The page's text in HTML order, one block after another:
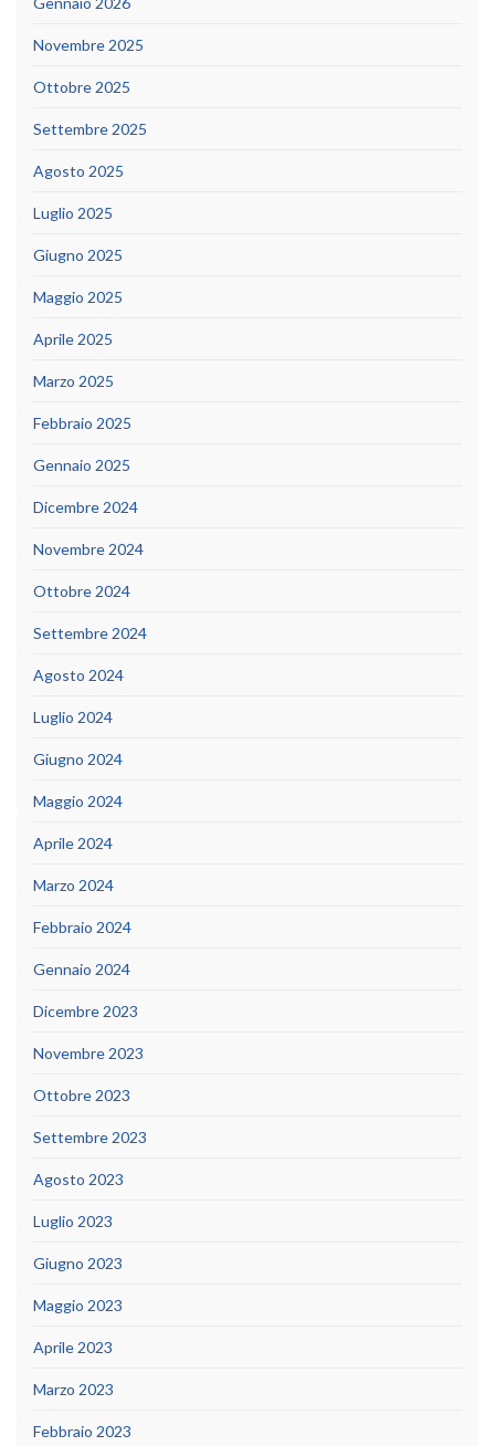
Novembre 2025
Ottobre 2025
Settembre 2025
Agosto 2025
Luglio 2025
Giugno 2025
Maggio 2025
Aprile 2025
Marzo 2025
Febbraio 2025
Gennaio 2025
Dicembre 2024
Novembre 2024
Ottobre 2024
Settembre 2024
Agosto 2024
Luglio 2024
Giugno 2024
Maggio 2024
Aprile 2024
Marzo 2024
Febbraio 2024
Gennaio 2024
Dicembre 2023
Novembre 2023
Ottobre 2023
Settembre 2023
Agosto 2023
Luglio 2023
Giugno 2023
Maggio 2023
Aprile 2023
Marzo 2023
Febbraio 2023